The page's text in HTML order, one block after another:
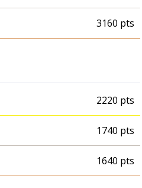
3160 pts
2220 pts
1740 pts
1640 pts